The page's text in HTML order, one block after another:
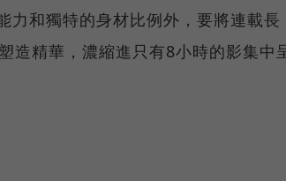
力和獨特的身材比例外，要將連載長
造精華，濃縮進只有8小時的影集中